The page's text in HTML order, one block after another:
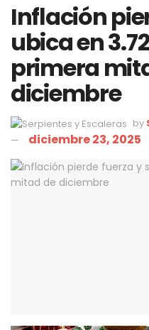
Inflación
ubica en
primera
diciembre
by
diciembre 23, 2025